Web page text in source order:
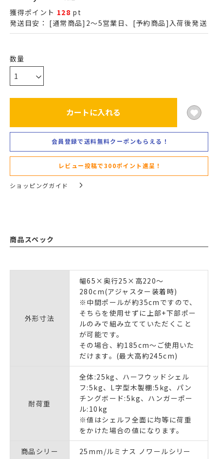
獲得ポイント 128 pt
発送目安： [通常商品]2～5営業日、[予約商品]入荷後発送
カートに入れる
会員登録で送料無料クーポンもらえる！
レビュー投稿で300ポイント進呈！
ショッピングガイド
商品スペック
外形寸法
幅65×奥行25×高220～
280cm(アジャスター装着時)
※中間ポールが約35cmですので、
そちらを使用せずに上部+下部ポー
ルのみで組み立てていただくこと
が可能です。
その場合、約185cm～ご使用いた
だけます。(最大高約245cm)
耐荷重
全体:25kg、ハーフウッドシェル
フ:5kg、L字型木製棚:5kg、パン
チングボード:5kg、ハンガーポー
ル:10kg
※値はシェルフ全面に均等に荷重
をかけた場合の値になります。
商品シリー
25mm/ルミナス ノワールシリー